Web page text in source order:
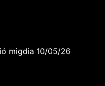
migdia 10/05/26